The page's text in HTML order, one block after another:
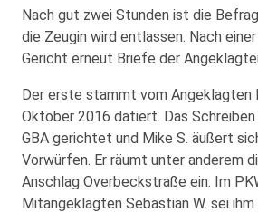
Nach gut zwei Stunden ist die
die Zeugin wird entlassen. Nach
Gericht erneut Briefe der
Der erste stammt vom Angeklagten
Oktober 2016 datiert. Das
GBA gerichtet und Mike S. äußert
Vorwürfen. Er räumt unter anderem
Anschlag Overbeckstraße ein. Im
Mitangeklagten Sebastian W. sei